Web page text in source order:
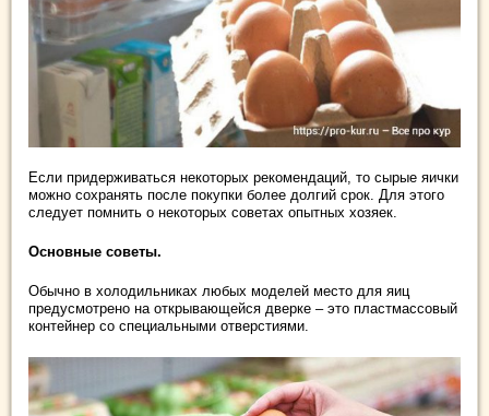
Если придерживаться некоторых рекомендаций, то сырые яички
можно сохранять после покупки более долгий срок. Для этого
следует помнить о некоторых советах опытных хозяек.
Основные советы.
Обычно в холодильниках любых моделей место для яиц
предусмотрено на открывающейся дверке – это пластмассовый
контейнер со специальными отверстиями.